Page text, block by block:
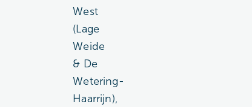
West
(Lage
Weide
& De
Wetering-
Haarrijn),